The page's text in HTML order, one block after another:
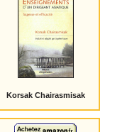
Korsak Chairasmisak